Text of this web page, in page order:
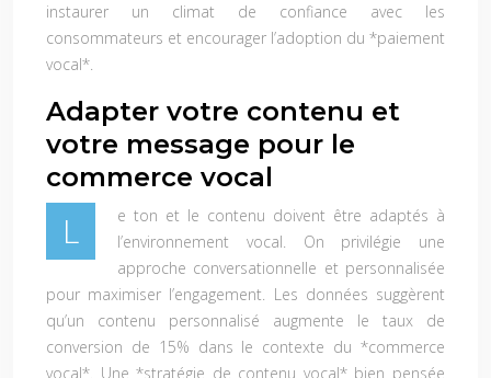
instaurer un climat de confiance avec les
consommateurs et encourager l’adoption du *paiement
vocal*.
Adapter votre contenu et
votre message pour le
commerce vocal
L
e ton et le contenu doivent être adaptés à
l’environnement vocal. On privilégie une
approche conversationnelle et personnalisée
pour maximiser l’engagement. Les données suggèrent
qu’un contenu personnalisé augmente le taux de
conversion de 15% dans le contexte du *commerce
vocal*. Une *stratégie de contenu vocal* bien pensée